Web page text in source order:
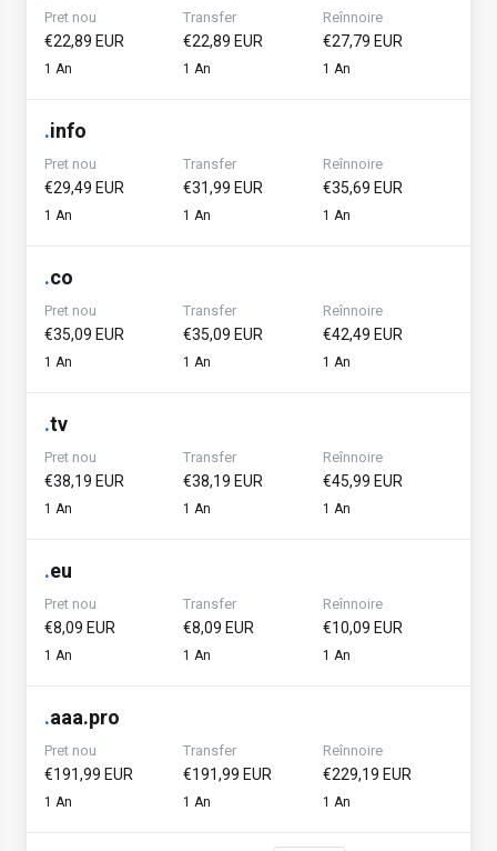
Pret nou
€22,89 EUR
1 An
Transfer
€22,89 EUR
1 An
Reînnoire
€27,79 EUR
1 An
.info
Pret nou
€29,49 EUR
1 An
Transfer
€31,99 EUR
1 An
Reînnoire
€35,69 EUR
1 An
.co
Pret nou
€35,09 EUR
1 An
Transfer
€35,09 EUR
1 An
Reînnoire
€42,49 EUR
1 An
.tv
Pret nou
€38,19 EUR
1 An
Transfer
€38,19 EUR
1 An
Reînnoire
€45,99 EUR
1 An
.eu
Pret nou
€8,09 EUR
1 An
Transfer
€8,09 EUR
1 An
Reînnoire
€10,09 EUR
1 An
.aaa.pro
Pret nou
€191,99 EUR
1 An
Transfer
€191,99 EUR
1 An
Reînnoire
€229,19 EUR
1 An